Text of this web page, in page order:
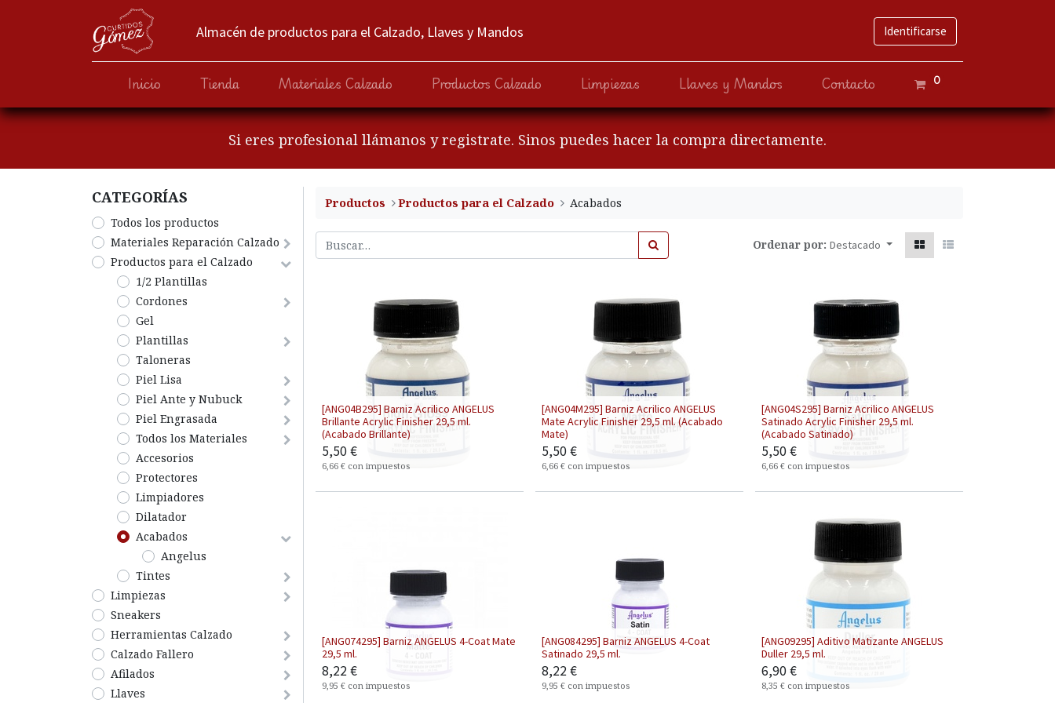
Almacén de productos para el Calzado, Llaves y Mandos Identificarse
Inicio Tienda Materiales Calzado Productos Calzado Limpiezas Llaves y Mandos Contacto 0
Si eres profesional llámanos y registrate. Sinos puedes hacer la compra directamente.
CATEGORÍA​S
Todos los productos
​Materiales Reparación Calzado
​Productos para el Calzado
1/2 Plantillas
Cordones
Gel
Plantillas
Taloneras
Piel Lisa
Piel Ante y Nubuck
Piel Engrasada
Todos los Materiales
Accesorios
Protectores
Limpiadores
Dilatador
Acabados
Angelus
Tintes
​Limpiezas
Sneakers
Herramientas Calzado
​​​​​​​Calzado Fallero
Afilados
Llaves
Productos ​Productos para el Calzado Acabados
Ordenar por: Destacado
[ANG04B295] Barniz Acrilico ANGELUS
Brillante Acrylic Finisher 29,5 ml.
(Acabado Brillante)
5,50€
6,66 € con impuestos
[ANG04M295] Barniz Acrilico ANGELUS
Mate Acrylic Finisher 29,5 ml. (Acabado
Mate)
5,50€
6,66 € con impuestos
[ANG04S295] Barniz Acrilico ANGELUS
Satinado Acrylic Finisher 29,5 ml.
(Acabado Satinado)
5,50€
6,66 € con impuestos
[ANG074295] Barniz ANGELUS 4-Coat Mate
29,5 ml.
8,22€
9,95 € con impuestos
[ANG084295] Barniz ANGELUS 4-Coat
Satinado 29,5 ml.
8,22€
9,95 € con impuestos
[ANG09295] Aditivo Matizante ANGELUS
Duller 29,5 ml.
6,90€
8,35 € con impuestos